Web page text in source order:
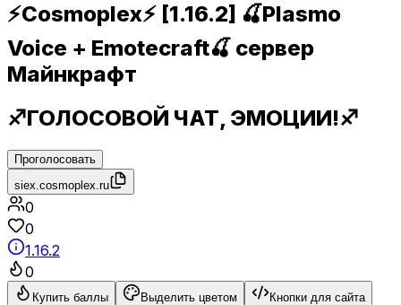
⚡Cosmoplex⚡ [1.16.2] 🍒Plasmo
Voice + Emotecraft🍒 сервер
Майнкрафт
♐ГОЛОСОВОЙ ЧАТ, ЭМОЦИИ!♐
Проголосовать
siex.cosmoplex.ru
0
0
1.16.2
0
Купить баллы Выделить цветом Кнопки для сайта